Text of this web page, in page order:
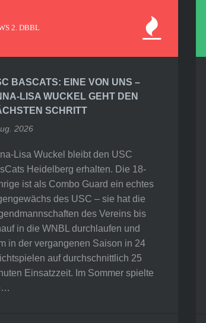
2. DBBL
BASCATS: EINE VON UNS –
LISA WUCKEL GEHT DEN
SCHRITT
2026
Lisa Wuckel bleibt den USC
Heidelberg erhalten. Die 18-
ist als Combo Guard ein echtes
des USC – sie hat die
des Vereins bis
in die WNBL durchlaufen und
in der vergangenen Saison in 24
auf durchschnittlich 25
Einsatzzeit. Im Sommer spielte